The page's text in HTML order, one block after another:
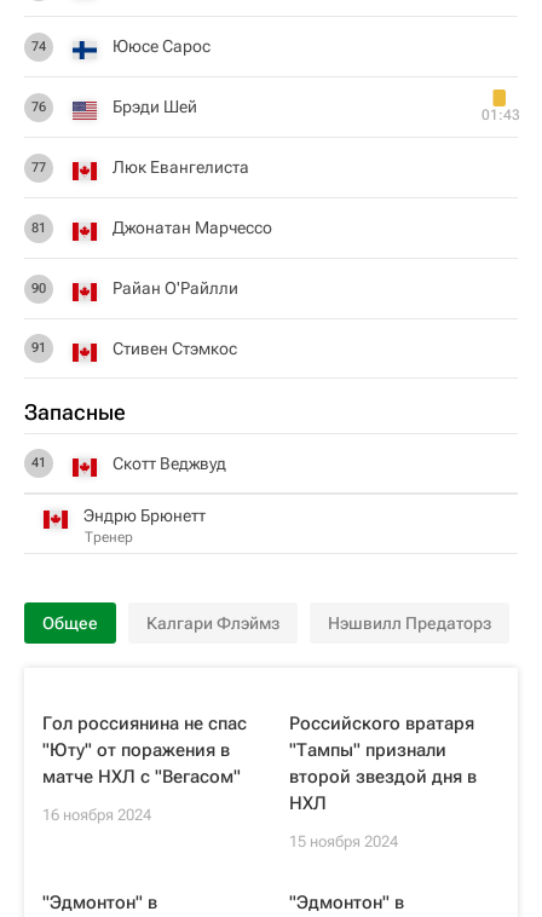
74 Ююсе Сарос
76 Брэди Шей 01:43
77 Люк Евангелиста
81 Джонатан Марчессо
90 Райан О'Райлли
91 Стивен Стэмкос
Запасные
41 Скотт Веджвуд
Эндрю Брюнетт
Тренер
Общее Калгари Флэймз Нэшвилл Предаторз
Гол россиянина не спас
"Юту" от поражения в
матче НХЛ с "Вегасом"
16 ноября 2024
Российского вратаря
"Тампы" признали
второй звездой дня в
НХЛ
15 ноября 2024
"Эдмонтон" в
"Эдмонтон" в